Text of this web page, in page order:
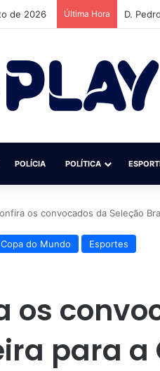
de 2026 Última Hora
POLÍCIA POLÍTICA
os convocados da Seleção
Copa do Mundo Esportes
os
para a